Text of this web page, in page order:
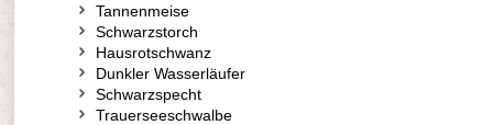
Tannenmeise
Schwarzstorch
Hausrotschwanz
Dunkler Wasserläufer
Schwarzspecht
Trauerseeschwalbe